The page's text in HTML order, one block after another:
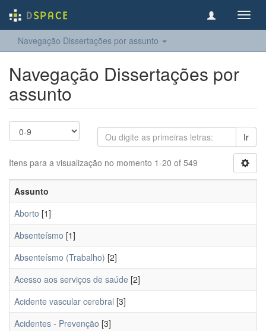
Navegação Dissertações por assunto
Navegação Dissertações por
assunto
Ir
Itens para a visualização no momento 1-20 of 549
Assunto
Aborto [1]
Absenteísmo [1]
Absenteísmo (Trabalho) [2]
Acesso aos serviços de saúde [2]
Acidente vascular cerebral [3]
Acidentes - Prevenção [3]